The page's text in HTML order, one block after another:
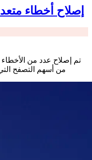
إصلاح أخطاء
تم إصلاح عدد من
من أسهم التصفح